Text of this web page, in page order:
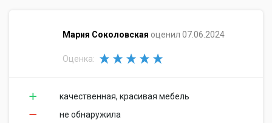
​Мария Соколовская оценил 07.06.2024
Оценка:
качественная, красивая мебель
не обнаружила